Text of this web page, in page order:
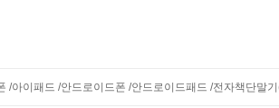
/아이패드 /안드로이드폰 /안드로이드패드 /전자책단말